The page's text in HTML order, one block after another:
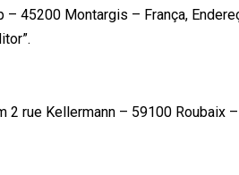
45200 Montargis – França,
rue Kellermann – 59100 Roubaix –